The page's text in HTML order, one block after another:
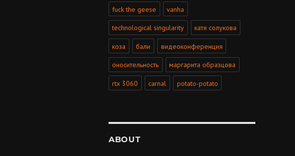
fuck the geese vanha
technological singularity катя солукова
коза бали видеоконференция
оносительность маргарита образцова
rtx 3060 carnal potato-potato
ABOUT